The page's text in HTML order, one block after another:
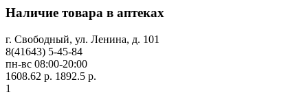
Наличие товара в аптеках
г. Свободный, ул. Ленина, д. 101
8(41643) 5-45-84
пн-вс 08:00-20:00
1608.62 р. 1892.5 р.
1